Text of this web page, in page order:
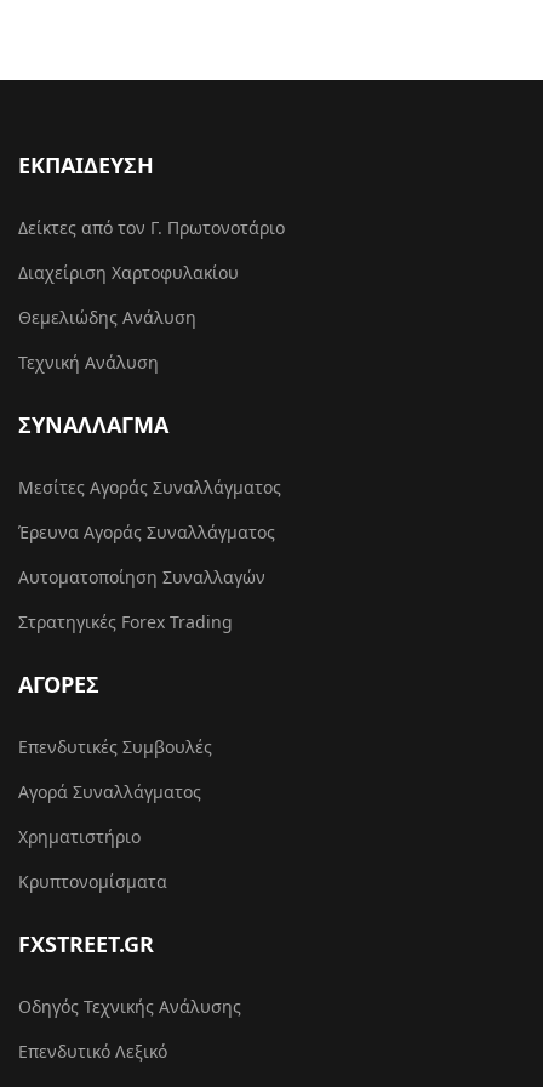
ΕΚΠΑΙΔΕΥΣΗ
Δείκτες από τον Γ. Πρωτονοτάριο
Διαχείριση Χαρτοφυλακίου
Θεμελιώδης Ανάλυση
Τεχνική Ανάλυση
ΣΥΝΑΛΛΑΓΜΑ
Μεσίτες Αγοράς Συναλλάγματος
Έρευνα Αγοράς Συναλλάγματος
Αυτοματοποίηση Συναλλαγών
Στρατηγικές Forex Trading
ΑΓΟΡΕΣ
Επενδυτικές Συμβουλές
Αγορά Συναλλάγματος
Χρηματιστήριο
Κρυπτονομίσματα
FXSTREET.GR
Οδηγός Τεχνικής Ανάλυσης
Επενδυτικό Λεξικό